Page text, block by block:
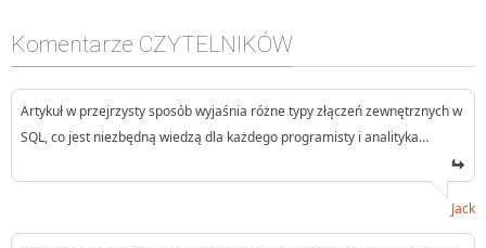
Komentarze CZYTELNIKÓW
Artykuł w przejrzysty sposób wyjaśnia różne typy złączeń zewnętrznych w
SQL, co jest niezbędną wiedzą dla każdego programisty i analityka…
Jack